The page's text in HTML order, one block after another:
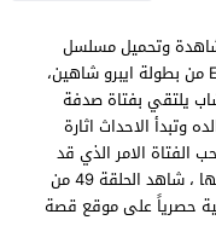
49 مترجمة مشاهدة وتحميل مسلسل
“زهرة الثالوث” Hercai حلقة 49 كاملة EP49 من بطولة ايبرو شاهين،
يلتقي بفتاة صدفة
وتبدأ الاحداث اثارة
الفتاة الامر الذي قد
يجعل انتقامه بداية قصة حب فريدة من نوعها ، شاهد الحلقة 49 من
حصرياً على موقع قصة